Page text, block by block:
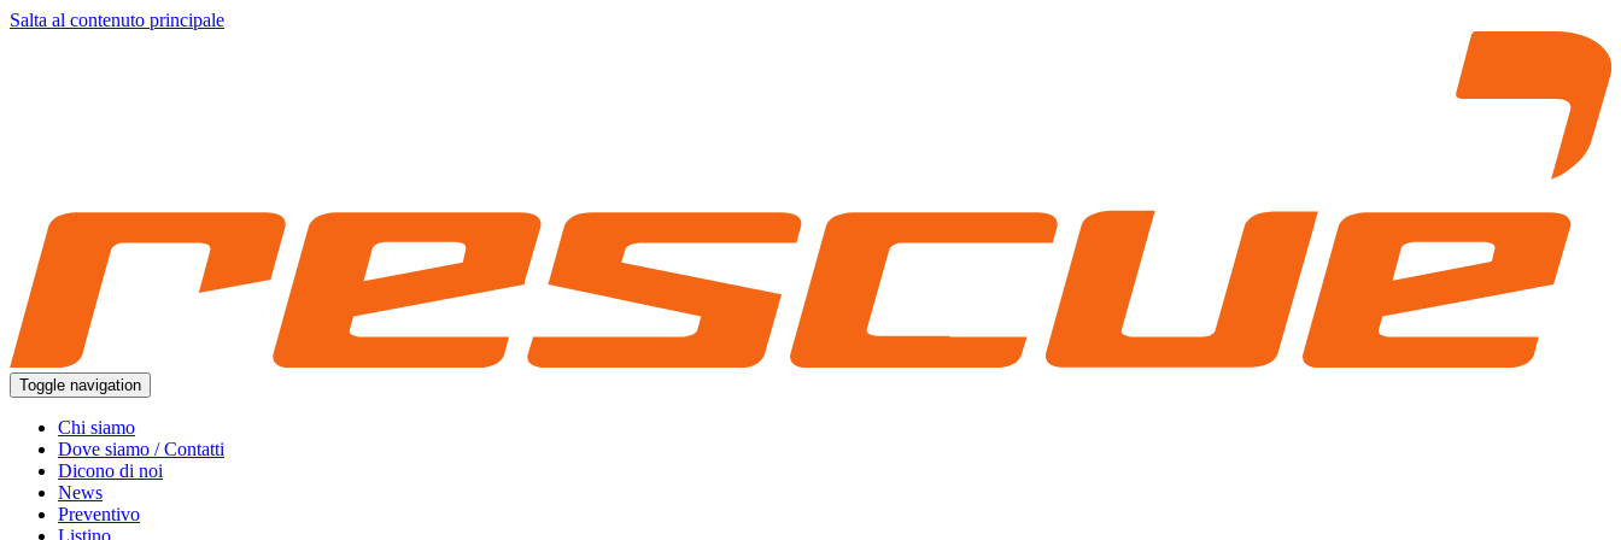
Salta al contenuto principale
Toggle navigation
Chi siamo
Dove siamo / Contatti
Dicono di noi
News
Preventivo
Listino